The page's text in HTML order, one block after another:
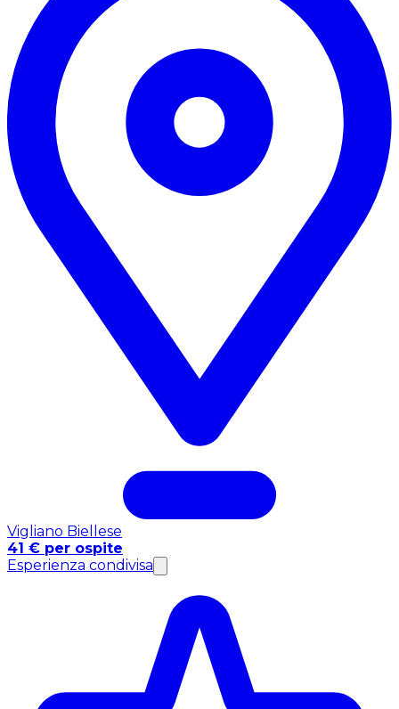
Vigliano Biellese
41 € per ospite
Esperienza condivisa